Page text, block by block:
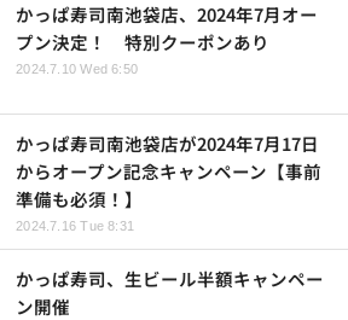
かっぱ寿司南池袋店、2024年7月オー
プン決定！ 特別クーポンあり
2024.7.10 Wed 6:50
かっぱ寿司南池袋店が2024年7月17日
からオープン記念キャンペーン【事前
準備も必須！】
2024.7.16 Tue 8:31
かっぱ寿司、生ビール半額キャンペー
ン開催